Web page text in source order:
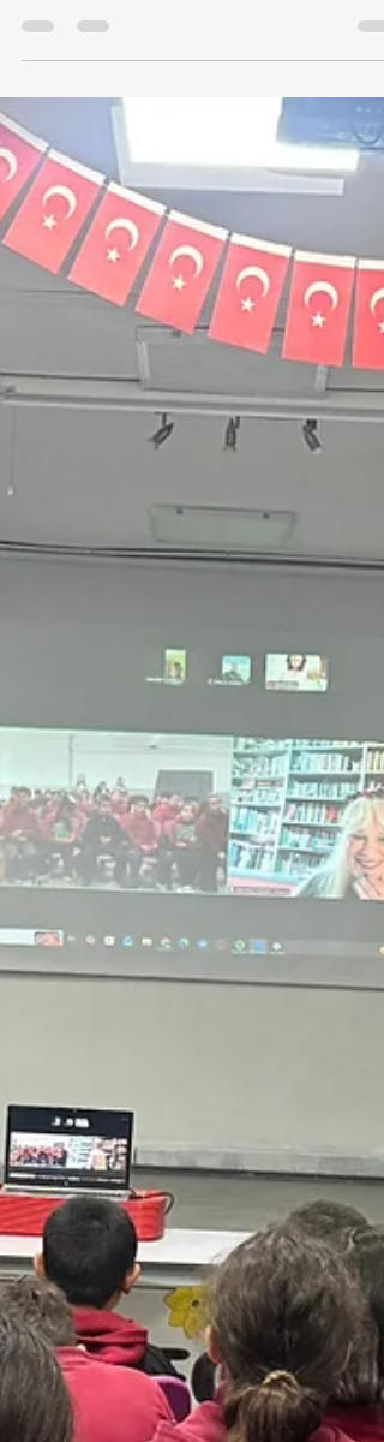
davetlilerin ve Tohumluk Vakfı yetkililerinin
Şenlik programı boyunca öğrenciler, yıl boyunca
emek vererek hazırlandıkları gösterileri sahneleme
fırsatı buldu. Program kapsamında sergilenen
Gelişler Ola” halk oyunu gösterisi izleyicilerden
alkış alırken, Tohumluk Vak